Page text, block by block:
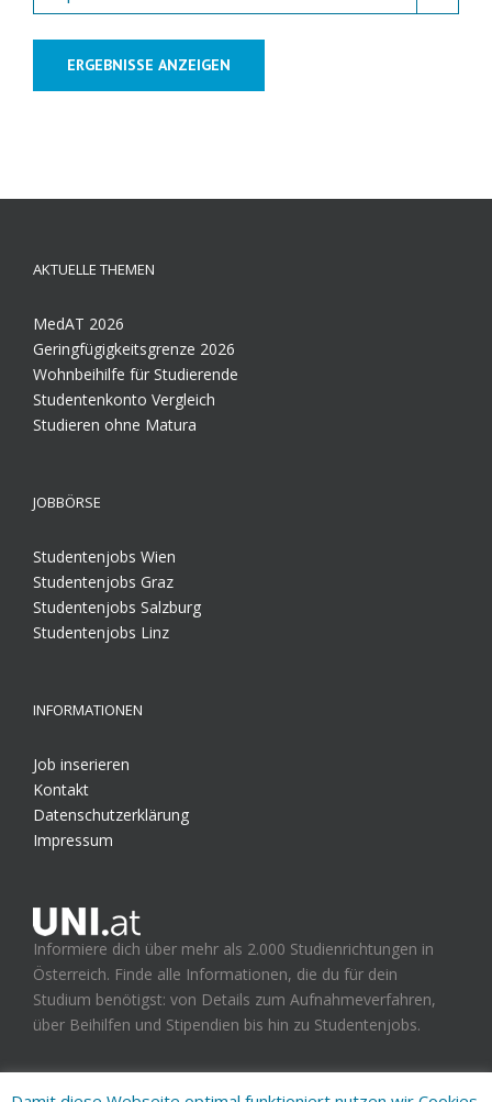
ERGEBNISSE ANZEIGEN
AKTUELLE THEMEN
MedAT 2026
Geringfügigkeitsgrenze 2026
Wohnbeihilfe für Studierende
Studentenkonto Vergleich
Studieren ohne Matura
JOBBÖRSE
Studentenjobs Wien
Studentenjobs Graz
Studentenjobs Salzburg
Studentenjobs Linz
INFORMATIONEN
Job inserieren
Kontakt
Datenschutzerklärung
Impressum
Informiere dich über mehr als 2.000 Studienrichtungen in
Österreich. Finde alle Informationen, die du für dein
Studium benötigst: von Details zum Aufnahmeverfahren,
über Beihilfen und Stipendien bis hin zu Studentenjobs.